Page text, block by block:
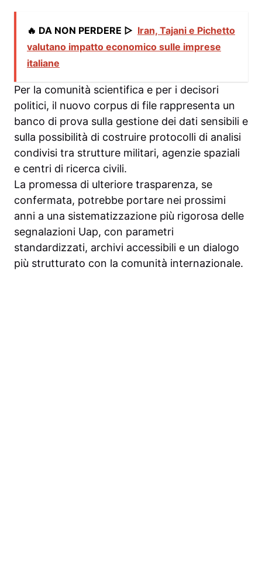
🔥 DA NON PERDERE ▷ Iran, Tajani e Pichetto
valutano impatto economico sulle imprese
italiane
Per la comunità scientifica e per i decisori
politici, il nuovo corpus di file rappresenta un
banco di prova sulla gestione dei dati sensibili e
sulla possibilità di costruire protocolli di analisi
condivisi tra strutture militari, agenzie spaziali
e centri di ricerca civili.
La promessa di ulteriore trasparenza, se
confermata, potrebbe portare nei prossimi
anni a una sistematizzazione più rigorosa delle
segnalazioni Uap, con parametri
standardizzati, archivi accessibili e un dialogo
più strutturato con la comunità internazionale.